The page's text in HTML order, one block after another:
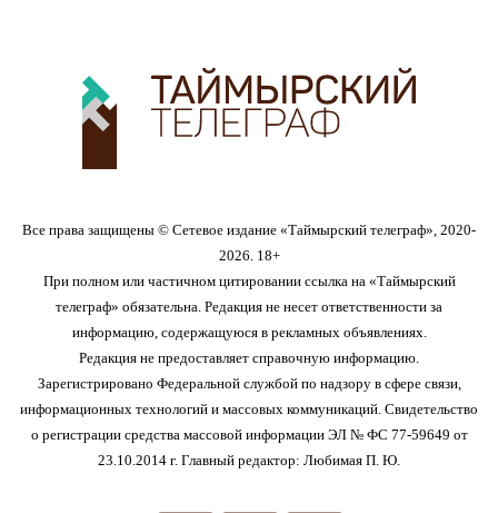
Все права защищены © Сетевое издание «Таймырский телеграф», 2020-
2026. 18+
При полном или частичном цитировании ссылка на «Таймырский
телеграф» обязательна. Редакция не несет ответственности за
информацию, содержащуюся в рекламных объявлениях.
Редакция не предоставляет справочную информацию.
Зарегистрировано Федеральной службой по надзору в сфере связи,
информационных технологий и массовых коммуникаций. Свидетельство
о регистрации средства массовой информации ЭЛ № ФС 77-59649 от
23.10.2014 г. Главный редактор: Любимая П. Ю.